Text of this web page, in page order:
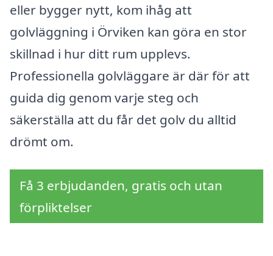
eller bygger nytt, kom ihåg att
golvläggning i Örviken kan göra en stor
skillnad i hur ditt rum upplevs.
Professionella golvläggare är där för att
guida dig genom varje steg och
säkerställa att du får det golv du alltid
drömt om.
Få 3 erbjudanden, gratis och utan
förpliktelser